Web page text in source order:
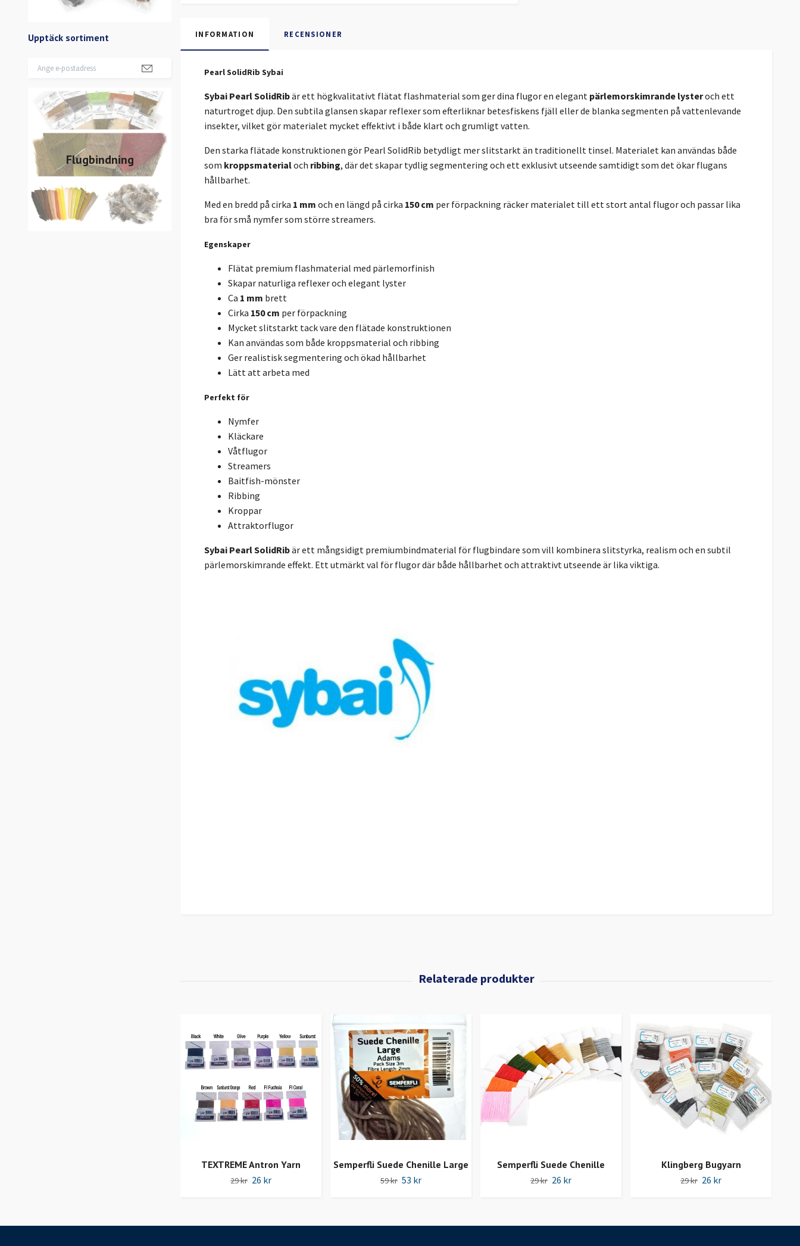
Upptäck sortiment
Flugbindning
INFORMATION RECENSIONER
Pearl SolidRib Sybai
Sybai Pearl SolidRibär ett högkvalitativt flätat flashmaterial som ger dina flugor en elegant pärlemorskimrande lysteroch ett
naturtroget djup. Den subtila glansen skapar reflexer som efterliknar betesfiskens fjäll eller de blanka segmenten på vattenlevande
insekter, vilket gör materialet mycket effektivt i både klart och grumligt vatten.
Den starka flätade konstruktionen gör Pearl SolidRib betydligt mer slitstarkt än traditionellt tinsel. Materialet kan användas både
som kroppsmaterialoch ribbing, där det skapar tydlig segmentering och ett exklusivt utseende samtidigt som det ökar flugans
hållbarhet.
Med en bredd på cirka 1 mm och en längd på cirka 150 cm per förpackning räcker materialet till ett stort antal flugor och passar lika
bra för små nymfer som större streamers.
Egenskaper
Flätat premium flashmaterial med pärlemorfinish
Skapar naturliga reflexer och elegant lyster
Ca 1 mm brett
Cirka 150 cm per förpackning
Mycket slitstarkt tack vare den flätade konstruktionen
Kan användas som både kroppsmaterial och ribbing
Ger realistisk segmentering och ökad hållbarhet
Lätt att arbeta med
Perfekt för
Nymfer
Kläckare
Våtflugor
Streamers
Baitfish-mönster
Ribbing
Kroppar
Attraktorflugor
Sybai Pearl SolidRibär ett mångsidigt premiumbindmaterial för flugbindare som vill kombinera slitstyrka, realism och en subtil
pärlemorskimrande effekt. Ett utmärkt val för flugor där både hållbarhet och attraktivt utseende är lika viktiga.
TEXTREME Antron Yarn
29 kr 26 kr
Semperfli Suede Chenille Large
59 kr 53 kr
Semperfli Suede Chenille
29 kr 26 kr
Klingberg Bugyarn
29 kr 26 kr